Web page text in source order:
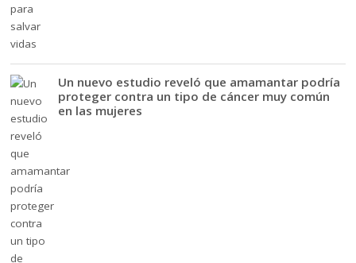
Un nuevo estudio reveló que amamantar podría
proteger contra un tipo de cáncer muy común
en las mujeres